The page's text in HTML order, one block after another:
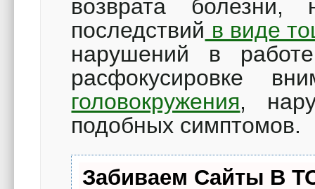
возврата болезни,
последствий в виде
нарушений в
расфокусировке
головокружения,
подобных симптомов.
Забиваем Сайты В